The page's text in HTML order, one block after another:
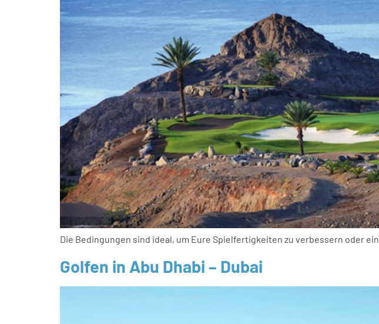
Die Bedingungen sind ideal, um Eure Spielfertigkeiten zu verbessern oder
Golfen in Abu Dhabi – Dubai